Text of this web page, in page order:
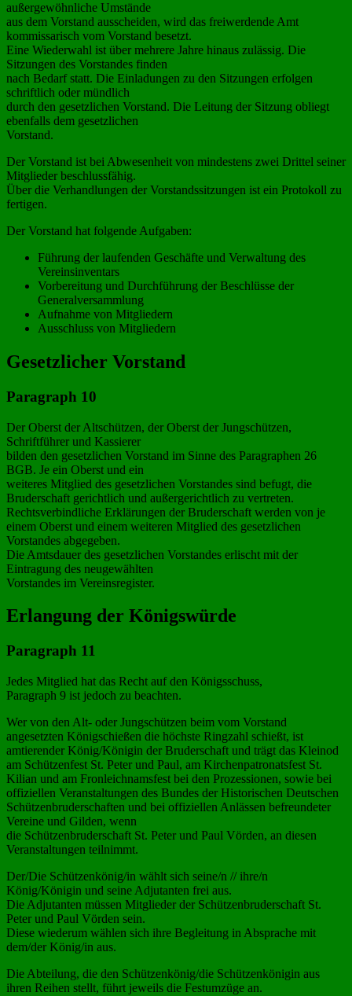
außergewöhnliche Umstände
aus dem Vorstand ausscheiden, wird das freiwerdende Amt
kommissarisch vom Vorstand besetzt.
Eine Wiederwahl ist über mehrere Jahre hinaus zulässig. Die
Sitzungen des Vorstandes finden
nach Bedarf statt. Die Einladungen zu den Sitzungen erfolgen
schriftlich oder mündlich
durch den gesetzlichen Vorstand. Die Leitung der Sitzung obliegt
ebenfalls dem gesetzlichen
Vorstand.
Der Vorstand ist bei Abwesenheit von mindestens zwei Drittel seiner
Mitglieder beschlussfähig.
Über die Verhandlungen der Vorstandssitzungen ist ein Protokoll zu
fertigen.
Der Vorstand hat folgende Aufgaben:
Führung der laufenden Geschäfte und Verwaltung des
Vereinsinventars
Vorbereitung und Durchführung der Beschlüsse der
Generalversammlung
Aufnahme von Mitgliedern
Ausschluss von Mitgliedern
Gesetzlicher Vorstand
Paragraph 10
Der Oberst der Altschützen, der Oberst der Jungschützen,
Schriftführer und Kassierer
bilden den gesetzlichen Vorstand im Sinne des Paragraphen 26
BGB. Je ein Oberst und ein
weiteres Mitglied des gesetzlichen Vorstandes sind befugt, die
Bruderschaft gerichtlich und außergerichtlich zu vertreten.
Rechtsverbindliche Erklärungen der Bruderschaft werden von je
einem Oberst und einem weiteren Mitglied des gesetzlichen
Vorstandes abgegeben.
Die Amtsdauer des gesetzlichen Vorstandes erlischt mit der
Eintragung des neugewählten
Vorstandes im Vereinsregister.
Erlangung der Königswürde
Paragraph 11
Jedes Mitglied hat das Recht auf den Königsschuss,
Paragraph 9 ist jedoch zu beachten.
Wer von den Alt- oder Jungschützen beim vom Vorstand
angesetzten Königschießen die höchste Ringzahl schießt, ist
amtierender König/Königin der Bruderschaft und trägt das Kleinod
am Schützenfest St. Peter und Paul, am Kirchenpatronatsfest St.
Kilian und am Fronleichnamsfest bei den Prozessionen, sowie bei
offiziellen Veranstaltungen des Bundes der Historischen Deutschen
Schützenbruderschaften und bei offiziellen Anlässen befreundeter
Vereine und Gilden, wenn
die Schützenbruderschaft St. Peter und Paul Vörden, an diesen
Veranstaltungen teilnimmt.
Der/Die Schützenkönig/in wählt sich seine/n // ihre/n
König/Königin und seine Adjutanten frei aus.
Die Adjutanten müssen Mitglieder der Schützenbruderschaft St.
Peter und Paul Vörden sein.
Diese wiederum wählen sich ihre Begleitung in Absprache mit
dem/der König/in aus.
Die Abteilung, die den Schützenkönig/die Schützenkönigin aus
ihren Reihen stellt, führt jeweils die Festumzüge an.